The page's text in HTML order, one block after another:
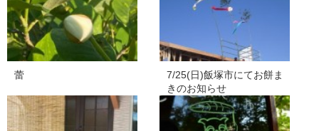
蕾
7/25(日)飯塚市にてお餅ま
きのお知らせ